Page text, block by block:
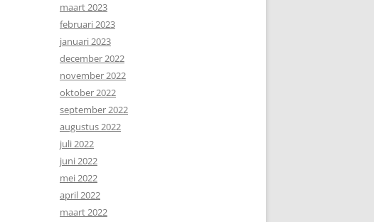
maart 2023
februari 2023
januari 2023
december 2022
november 2022
oktober 2022
september 2022
augustus 2022
juli 2022
juni 2022
mei 2022
april 2022
maart 2022